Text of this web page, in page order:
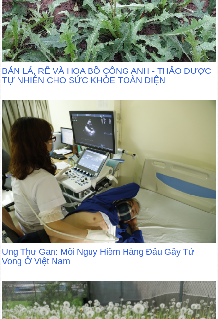
BÁN LÁ, RỄ VÀ HOA BỒ CÔNG ANH - THẢO DƯỢC
TỰ NHIÊN CHO SỨC KHỎE TOÀN DIỆN
Ung Thư Gan: Mối Nguy Hiểm Hàng Đầu Gây Tử
Vong Ở Việt Nam